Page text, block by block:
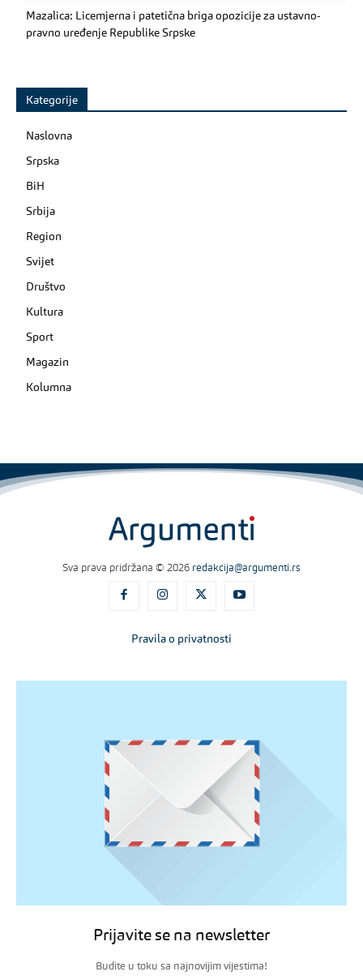
Mazalica: Licemjerna i patetična briga opozicije za ustavno-
pravno uređenje Republike Srpske
Kategorije
Naslovna
Srpska
BiH
Srbija
Region
Svijet
Društvo
Kultura
Sport
Magazin
Kolumna
Sva prava pridržana © 2026 redakcija@argumenti.rs
Pravila o privatnosti
Prijavite se na newsletter
Budite u toku sa najnovijim vijestima!